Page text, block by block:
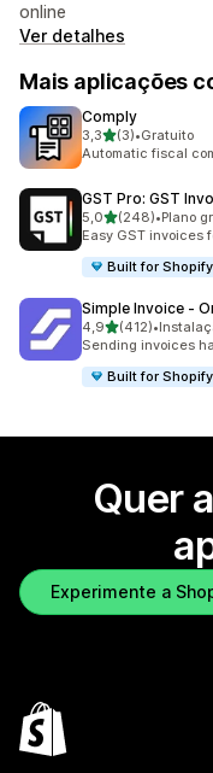
online
Ver detalhes
Mais aplicações
Comply
3,3de 5 estrelas
(3)
3 total de avaliações
•Gratuito
Automatic fiscal
GST Pro: GST
5,0de 5 estrelas
(248)
248 total de•Plano
Easy GST invoices
Built for Shopify
Simple Invoice ‑
4,9de 5 estrelas
(412)
412 total de•
Sending invoices
Built for Shopify
Quer
Experimente a